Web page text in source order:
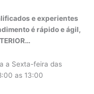
e experientes
é rápido e ágil,
a Sexta-feira das
as 13:00